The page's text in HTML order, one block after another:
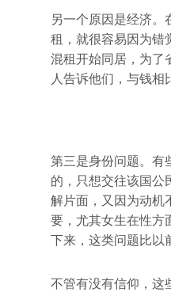
另一个原因是经济。
租，就很容易因为错
混租开始同居，为了
人告诉他们，与钱相
第三是身份问题。有
的，只想交往该国公
解片面，又因为动机
要，尤其女生在性方
下来，这类问题比以
不管有没有信仰，这